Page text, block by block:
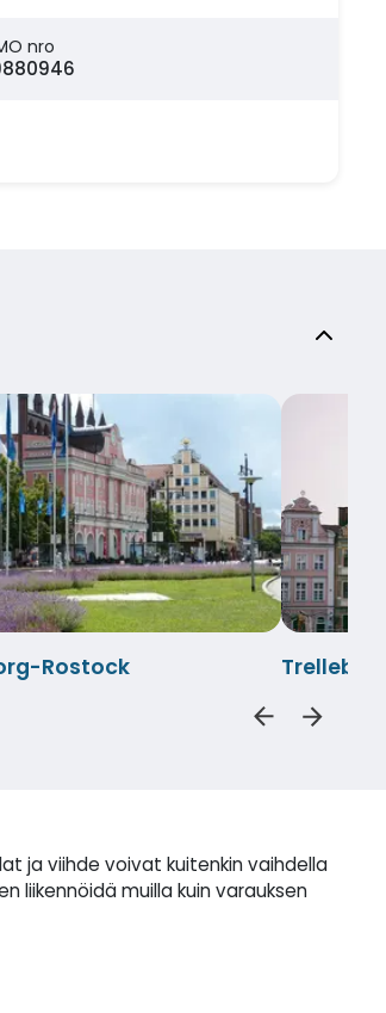
nro
Rostock
ja viihde voivat kuitenkin vaihdella
muilla kuin varauksen